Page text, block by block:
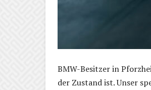
BMW-Besitzer in
der Zustand ist. Unser